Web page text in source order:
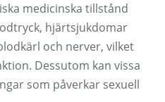
medicinska tillstånd
hjärtsjukdomar
och nerver, vilket
Dessutom kan vissa
som påverkar sexuell